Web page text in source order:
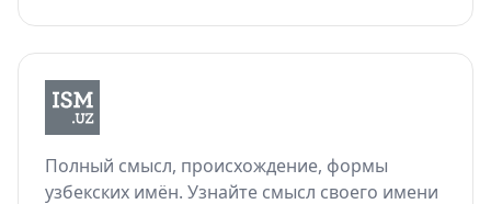
Полный смысл, происхождение, формы
узбекских имён. Узнайте смысл своего имени